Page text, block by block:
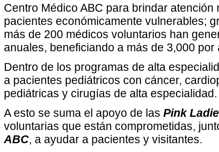
Centro Médico ABC para brindar atención
pacientes económicamente vulnerables;
más de 200 médicos voluntarios han
anuales, beneficiando a más de 3,000 por
Dentro de los programas de alta
a pacientes pediátricos con cáncer,
pediátricas y cirugías de alta especialidad.
A esto se suma el apoyo de las Pink
voluntarias que están comprometidas,
ABC, a ayudar a pacientes y visitantes.